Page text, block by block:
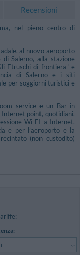
Recensioni
nel pieno centro di
al nuovo aeroporto
Salerno, alla stazione
Etruschi di frontiera" e
di Salerno e i siti
per soggiorni turistici e
service e un Bar in
point, quotidiani,
Wi-FI a Internet,
e per l’aeroporto e la
(non custodito)